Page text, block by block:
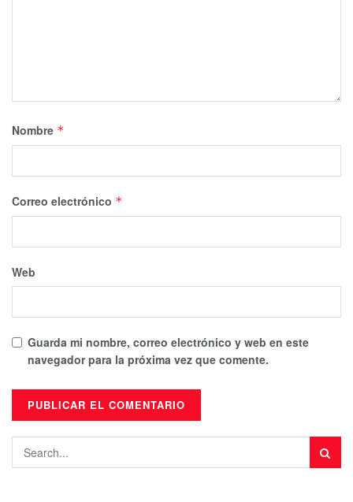
Nombre *
Correo electrónico *
Web
Guarda mi nombre, correo electrónico y web en este
navegador para la próxima vez que comente.